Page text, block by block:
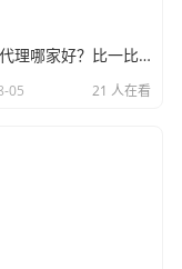
国内ip代理哪家好？比一比口碑就见分晓
05 21 人在看